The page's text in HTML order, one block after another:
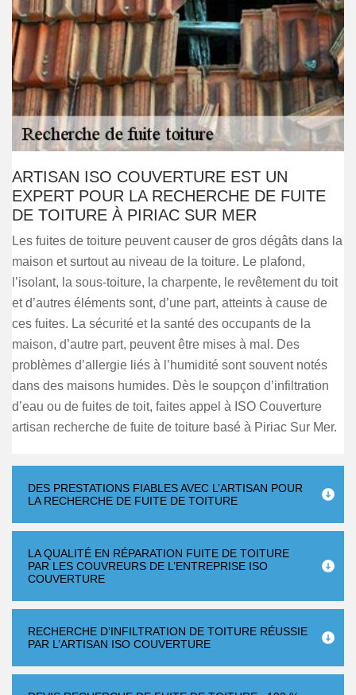
ARTISAN ISO COUVERTURE EST UN
EXPERT POUR LA RECHERCHE DE FUITE
DE TOITURE À PIRIAC SUR MER
Les fuites de toiture peuvent causer de gros dégâts dans la
maison et surtout au niveau de la toiture. Le plafond,
l’isolant, la sous-toiture, la charpente, le revêtement du toit
et d’autres éléments sont, d’une part, atteints à cause de
ces fuites. La sécurité et la santé des occupants de la
maison, d’autre part, peuvent être mises à mal. Des
problèmes d’allergie liés à l’humidité sont souvent notés
dans des maisons humides. Dès le soupçon d’infiltration
d’eau ou de fuites de toit, faites appel à ISO Couverture
artisan recherche de fuite de toiture basé à Piriac Sur Mer.
DES PRESTATIONS FIABLES AVEC L’ARTISAN POUR
LA RECHERCHE DE FUITE DE TOITURE
LA QUALITÉ EN RÉPARATION FUITE DE TOITURE
PAR LES COUVREURS DE L’ENTREPRISE ISO
COUVERTURE
RECHERCHE D’INFILTRATION DE TOITURE RÉUSSIE
PAR L’ARTISAN ISO COUVERTURE